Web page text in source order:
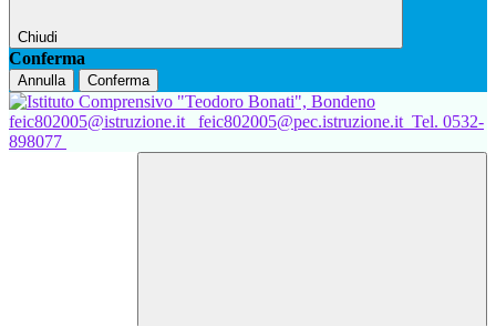
Chiudi
Conferma
Annulla Conferma
feic802005@istruzione.it feic802005@pec.istruzione.it Tel. 0532-
898077